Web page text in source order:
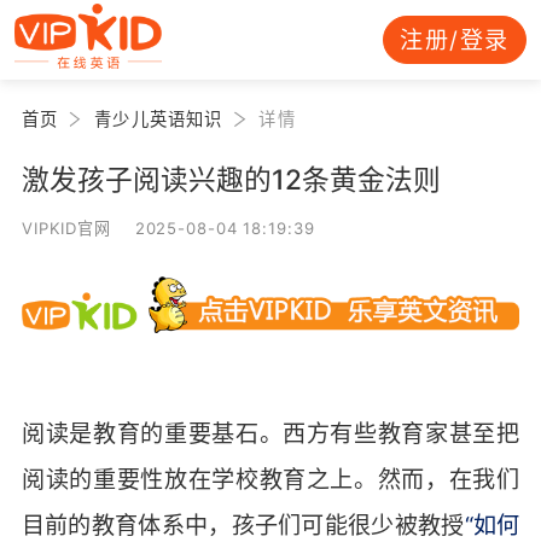
注册/登录
首页 青少儿英语知识 详情
激发孩子阅读兴趣的12条黄金法则
VIPKID官网 2025-08-04 18:19:39
阅读是教育的重要基石。西方有些教育家甚至把
阅读的重要性放在学校教育之上。然而，在我们
目前的教育体系中，孩子们可能很少被教授“如何